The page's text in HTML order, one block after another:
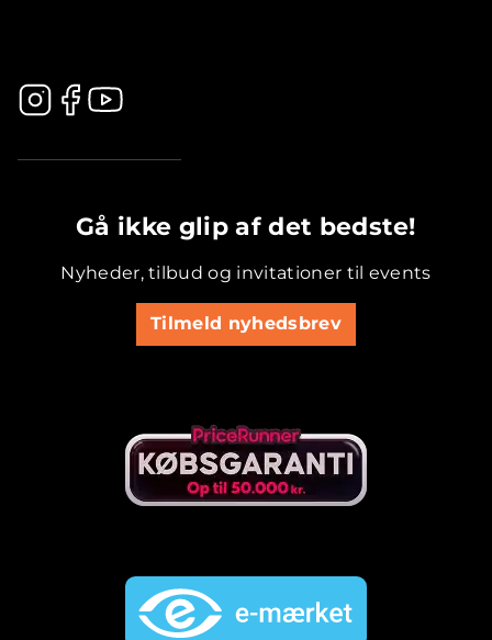
Gå ikke glip af det bedste!
Nyheder, tilbud og invitationer til events
Tilmeld nyhedsbrev